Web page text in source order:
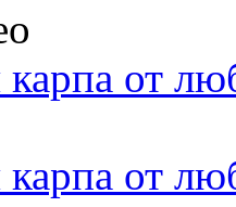
от
от